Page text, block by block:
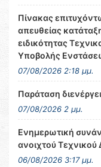
Πίνακας
απευθείας
ειδικότητας
Υποβολής
07/08/2026 2:18 μμ.
Παράταση
07/08/2026 2 μμ.
Ενημερωτική
ανοιχτού Τεχνικού
06/08/2026 3:17 μμ.